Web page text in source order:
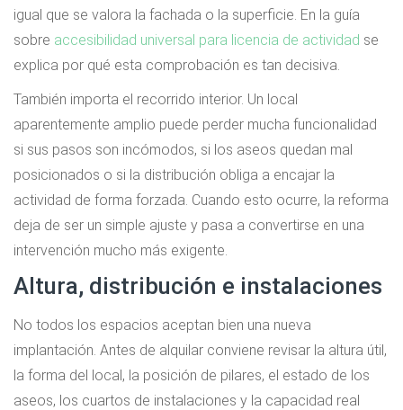
igual que se valora la fachada o la superficie. En la guía
sobre accesibilidad universal para licencia de actividad se
explica por qué esta comprobación es tan decisiva.
También importa el recorrido interior. Un local
aparentemente amplio puede perder mucha funcionalidad
si sus pasos son incómodos, si los aseos quedan mal
posicionados o si la distribución obliga a encajar la
actividad de forma forzada. Cuando esto ocurre, la reforma
deja de ser un simple ajuste y pasa a convertirse en una
intervención mucho más exigente.
Altura, distribución e instalaciones
No todos los espacios aceptan bien una nueva
implantación. Antes de alquilar conviene revisar la altura útil,
la forma del local, la posición de pilares, el estado de los
aseos, los cuartos de instalaciones y la capacidad real